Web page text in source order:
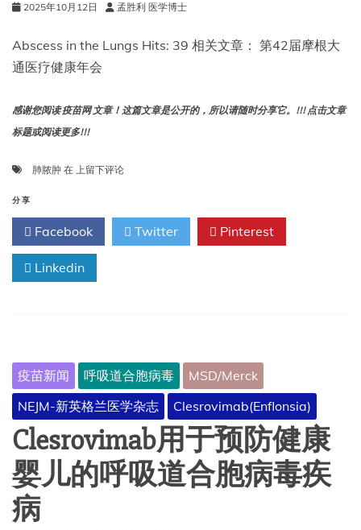
2025年10月12日 孟胜利 医学博士
Abscess in the Lungs Hits: 39 相关文章： 第42届摩根大
通医疗健康年会
感谢您阅读 疫苗网 文章！这篇文章是公开的，所以请随时分享它。!!! 点击文章
标题或阅读更多!!!
肺脓肿 在 肺
上留下评论
分享
Facebook Twitter Pinterest
Linkedin
疫苗新闻 呼吸道合胞病毒
MSD/Merck
NEJM-新英格兰医学杂志
Clesrovimab(Enflonsia)
Clesrovimab用于预防健康
婴儿的呼吸道合胞病毒疾
病